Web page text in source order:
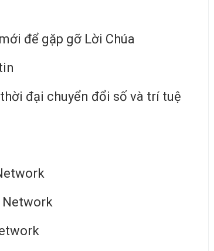
để gặp gỡ Lời Chúa
đại chuyển đổi số và trí tuệ
Network